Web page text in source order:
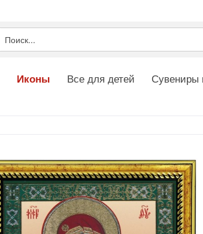
Иконы Все для детей Сувениры